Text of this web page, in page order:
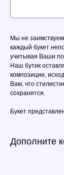
Мы не
каждый букет
учитывая Ваши
Наш бутик
композиции,
Вам, что
сохранятся.
Букет
Дополните